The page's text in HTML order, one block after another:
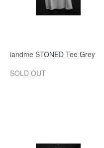
iandme STONED Tee Grey
SOLD OUT